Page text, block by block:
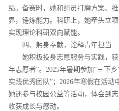
绩。备赛时，她和组员打磨方案、
界，锤炼能力。科研上，她牵头立
实现理论科研双向赋能。
四、躬身奉献，诠释青年担当
她积极投身志愿服务与实践，
年志愿者”。2025年暑期参加“三下
实践优秀团队”；2026年寒假在活动
她还参与校园公益等活动，体会到
收获成长与感动。